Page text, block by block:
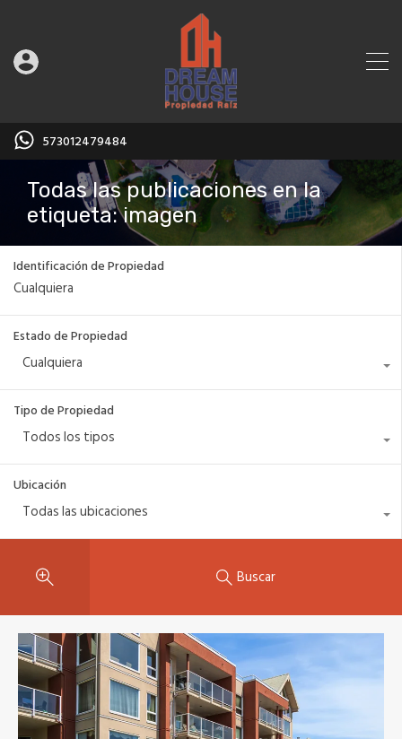
573012479484
Todas las publicaciones en la
etiqueta: imagen
Identificación de Propiedad
Estado de Propiedad
Cualquiera
Tipo de Propiedad
Todos los tipos
Ubicación
Todas las ubicaciones
Buscar